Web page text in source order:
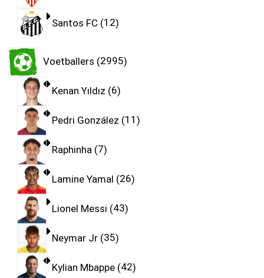
Santos FC 12
Voetballers 2995
Kenan Yıldız 6
Pedri González 11
Raphinha 7
Lamine Yamal 26
Lionel Messi 43
Neymar Jr 35
Kylian Mbappe 42